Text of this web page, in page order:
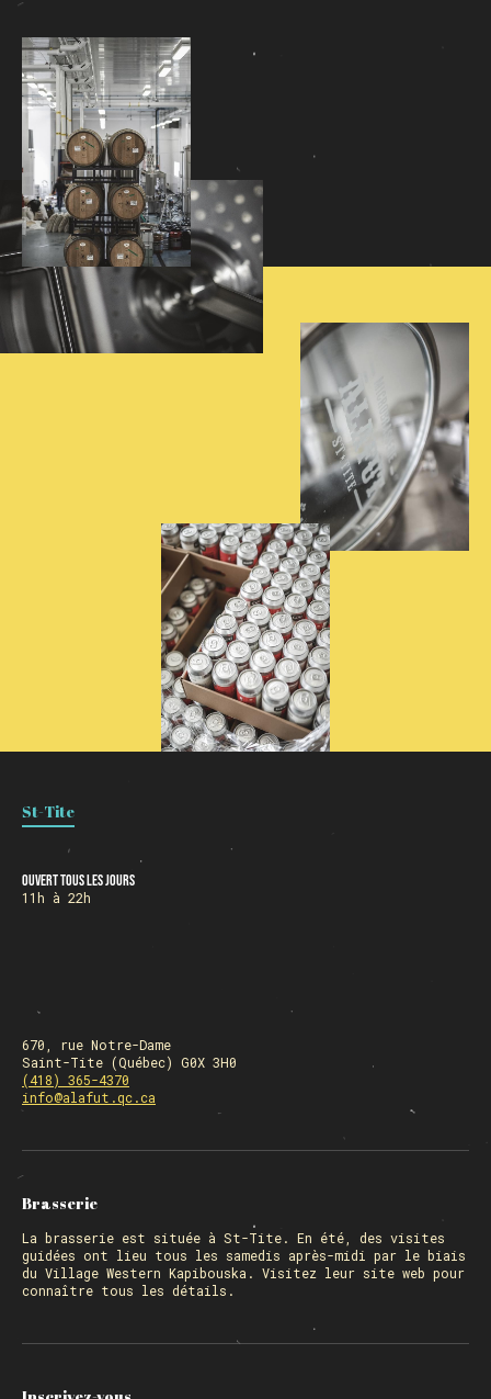
St-Tite
Ouvert tous les jours
11h à 22h
670, rue Notre-Dame
Saint-Tite (Québec) G0X 3H0
(418) 365-4370
info@alafut.qc.ca
Brasserie
La brasserie est située à St-Tite. En été, des visites
guidées ont lieu tous les samedis après-midi par le biais
du Village Western Kapibouska. Visitez leur site web pour
connaître tous les détails.